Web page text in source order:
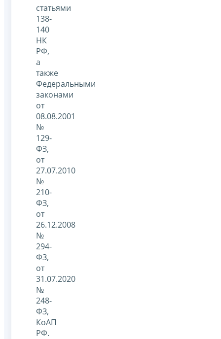
статьями
138-
140
НК
РФ,
а
также
Федеральными
законами
от
08.08.2001
№
129-
ФЗ,
от
27.07.2010
№
210-
ФЗ,
от
26.12.2008
№
294-
ФЗ,
от
31.07.2020
№
248-
ФЗ,
КоАП
РФ.